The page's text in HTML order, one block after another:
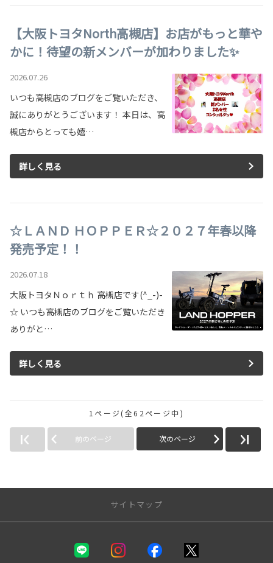
【大阪トヨタNorth高槻店】お店がもっと華や
かに！待望の新メンバーが加わりました✨
2026.07.26
いつも高槻店のブログをご覧いただき、
誠にありがとうございます！ 本日は、高
槻店からとっても嬉…
詳しく見る
☆ＬＡＮＤ ＨＯＰＰＥＲ☆２０２７年春以降
発売予定！！
2026.07.18
大阪トヨタＮｏｒｔｈ 高槻店です(^_-)-
☆ いつも高槻店のブログをご覧いただき
ありがと…
詳しく見る
1ページ(全62ページ中)
前のページ 次のページ
サイトマップ